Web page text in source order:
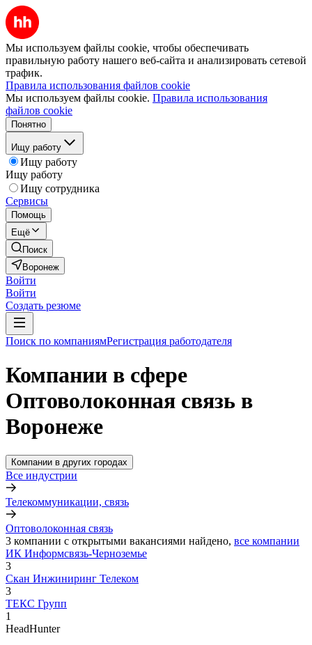
Мы используем файлы cookie, чтобы обеспечивать
правильную работу нашего веб-сайта и анализировать сетевой
трафик.
Правила использования файлов cookie
Мы используем файлы cookie. Правила использования
файлов cookie
Понятно
Ищу работу
Ищу работу
Ищу работу
Ищу сотрудника
Сервисы
Помощь
Ещё
Поиск
Воронеж
Войти
Войти
Создать резюме
Поиск по компаниямРегистрация работодателя
Компании в сфере
Оптоволоконная связь в
Воронеже
Компании в других городах
Все индустрии
Телекоммуникации, связь
Оптоволоконная связь
3 компании с открытыми вакансиями найдено, все компании
ИК Информсвязь-Черноземье
3
Скан Инжиниринг Телеком
3
ТЕКС Групп
1
HeadHunter